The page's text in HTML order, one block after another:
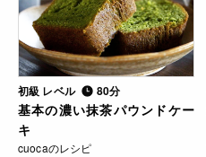
初級 レベル 80分
基本の濃い抹茶パウンドケー
キ
cuocaのレシピ